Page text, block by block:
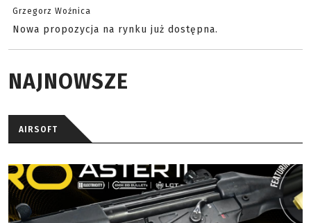
Grzegorz Woźnica
Nowa propozycja na rynku już dostępna.
NAJNOWSZE
AIRSOFT